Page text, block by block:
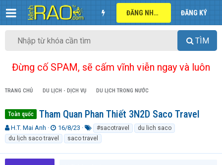
ĐĂNG NHẬP ĐĂNG KÝ
TÌM
Đừng cố SPAM, sẽ cấm vĩnh viễn ngay và luôn
TRANG CHỦ DU LỊCH - DỊCH VỤ DU LỊCH TRONG NƯỚC
Toàn quốc Tham Quan Phan Thiết 3N2D Saco Travel
T
h
r
e
H.T. Mai Anh
N
g
à
y
16/8/23
ừ
k
h
#sacotravel
du lich saco
du lịch saco travel
saco travel